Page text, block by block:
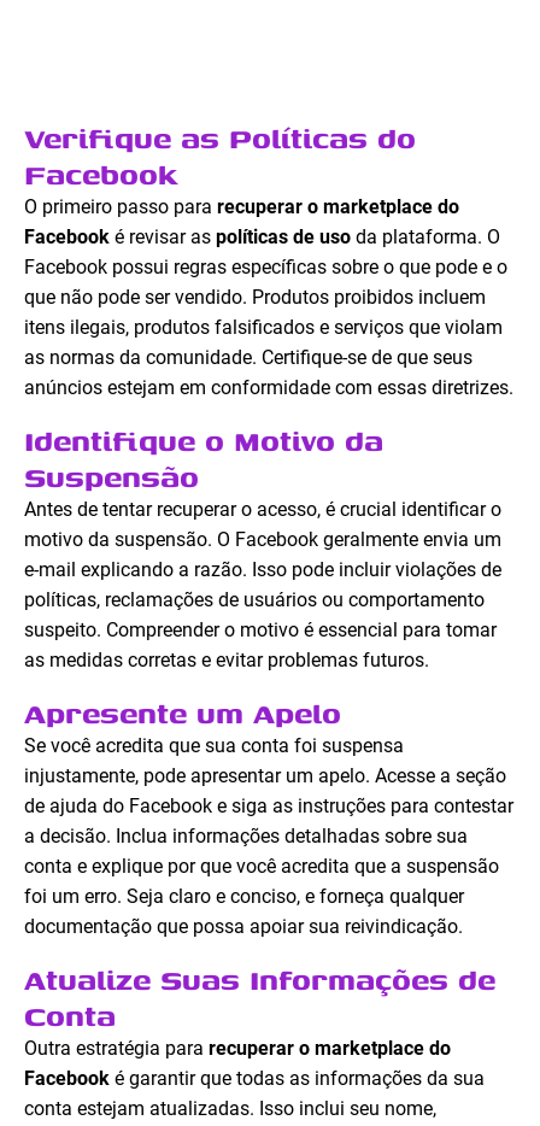
Verifique as Políticas do
Facebook
O primeiro passo para recuperar o marketplace do
Facebook é revisar as políticas de uso da plataforma. O
Facebook possui regras específicas sobre o que pode e o
que não pode ser vendido. Produtos proibidos incluem
itens ilegais, produtos falsificados e serviços que violam
as normas da comunidade. Certifique-se de que seus
anúncios estejam em conformidade com essas diretrizes.
Identifique o Motivo da
Suspensão
Antes de tentar recuperar o acesso, é crucial identificar o
motivo da suspensão. O Facebook geralmente envia um
e-mail explicando a razão. Isso pode incluir violações de
políticas, reclamações de usuários ou comportamento
suspeito. Compreender o motivo é essencial para tomar
as medidas corretas e evitar problemas futuros.
Apresente um Apelo
Se você acredita que sua conta foi suspensa
injustamente, pode apresentar um apelo. Acesse a seção
de ajuda do Facebook e siga as instruções para contestar
a decisão. Inclua informações detalhadas sobre sua
conta e explique por que você acredita que a suspensão
foi um erro. Seja claro e conciso, e forneça qualquer
documentação que possa apoiar sua reivindicação.
Atualize Suas Informações de
Conta
Outra estratégia para recuperar o marketplace do
Facebook é garantir que todas as informações da sua
conta estejam atualizadas. Isso inclui seu nome,